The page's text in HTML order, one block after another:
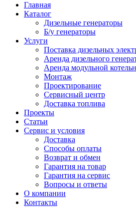
Главная
Каталог
Дизельные генераторы
Б/у генераторы
Услуги
Поставка дизельных
Аренда дизельного
Аренда модульной
Монтаж
Проектирование
Сервисный центр
Доставка топлива
Проекты
Статьи
Сервис и условия
Доставка
Способы оплаты
Возврат и обмен
Гарантия на товар
Гарантия на сервис
Вопросы и ответы
О компании
Контакты